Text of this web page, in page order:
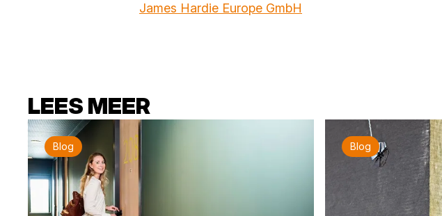
James Hardie Europe GmbH
LEES MEER
Blog Blog